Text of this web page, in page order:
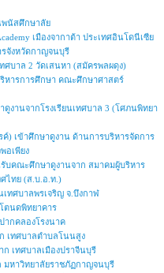
พนัสศึกษาลัย
เมืองจากาต้า ประเทศอินโดนีเซีย
จังหวัดกาญจนบุรี
ศบาล 2 วัดเสนหา (สมัครพลผดุง)
หารการศึกษา คณะศึกษาศาสตร์
งานจากโรงเรียนเทศบาล 3 (โศภนพิทยา
ค์) เข้าศึกษาดูงาน ด้านการบริหารจัดการ
อเพียง
รับคณะศึกษาดูงานจาก สมาคมผู้บริหาร
ศไทย (ส.บ.อ.ท.)
ทศบาลพรเจริญ จ.บึงกาฬ
ตนดพิทยาคาร
ากคลองโรงนาค
เทศบาลตำบลโนนสูง
เทศบาลเมืองปราจีนบุรี
มหาวิทยาลัยราชภัฏกาญจนบุรี